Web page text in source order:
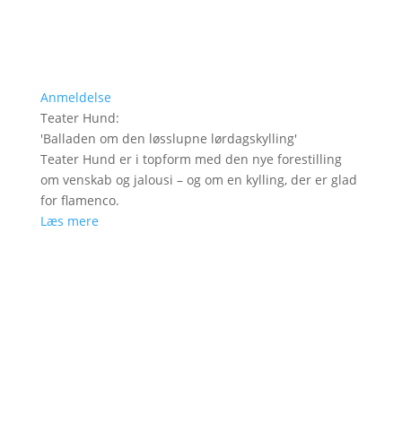
Anmeldelse
Teater Hund:
'Balladen om den løsslupne lørdagskylling'
Teater Hund er i topform med den nye forestilling
om venskab og jalousi – og om en kylling, der er glad
for flamenco.
Læs mere